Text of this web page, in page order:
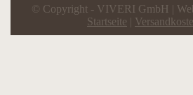
© Copyright - VIVERI GmbH |
Startseite |